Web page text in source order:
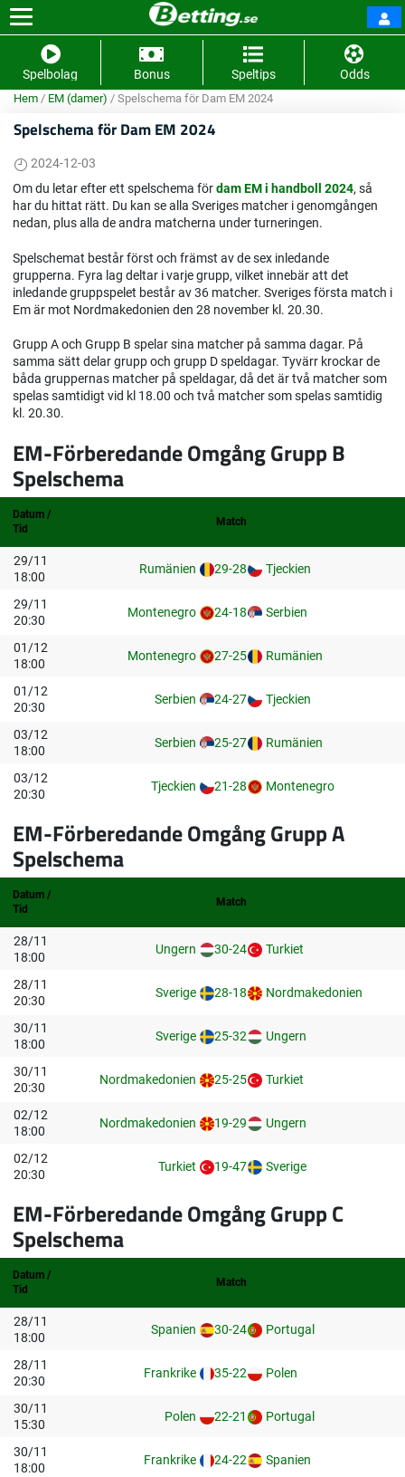
Spelbolag Bonus Speltips Odds
Hem / EM (damer) / Spelschema för Dam EM 2024
Spelschema för Dam EM 2024
2024-12-03
Om du letar efter ett spelschema fördam EM i handboll 2024, så
har du hittat rätt. Du kan se alla Sveriges matcher i genomgången
nedan, plus alla de andra matcherna under turneringen.
Spelschemat består först och främst av de sex inledande
grupperna. Fyra lag deltar i varje grupp, vilket innebär att det
inledande gruppspelet består av 36 matcher. Sveriges första match i
Em är mot Nordmakedonien den 28 november kl. 20.30.
Grupp A och Grupp B spelar sina matcher på samma dagar. På
samma sätt delar grupp och grupp D speldagar. Tyvärr krockar de
båda gruppernas matcher på speldagar, då det är två matcher som
spelas samtidigt vid kl 18.00 och två matcher som spelas samtidig
kl. 20.30.
EM-Förberedande Omgång Grupp B
Spelschema
Datum /
Tid
Match
29/11
18:00
Rumänien 29-28 Tjeckien
29/11
20:30
Montenegro 24-18 Serbien
01/12
18:00
Montenegro 27-25 Rumänien
01/12
20:30
Serbien 24-27 Tjeckien
03/12
18:00
Serbien 25-27 Rumänien
03/12
20:30
Tjeckien 21-28 Montenegro
EM-Förberedande Omgång Grupp A
Spelschema
Datum /
Tid
Match
28/11
18:00
Ungern 30-24 Turkiet
28/11
20:30
Sverige 28-18 Nordmakedonien
30/11
18:00
Sverige 25-32 Ungern
30/11
20:30
Nordmakedonien 25-25 Turkiet
02/12
18:00
Nordmakedonien 19-29 Ungern
02/12
20:30
Turkiet 19-47 Sverige
EM-Förberedande Omgång Grupp C
Spelschema
Datum /
Tid
Match
28/11
18:00
Spanien 30-24 Portugal
28/11
20:30
Frankrike 35-22 Polen
30/11
15:30
Polen 22-21 Portugal
30/11
18:00
Frankrike 24-22 Spanien